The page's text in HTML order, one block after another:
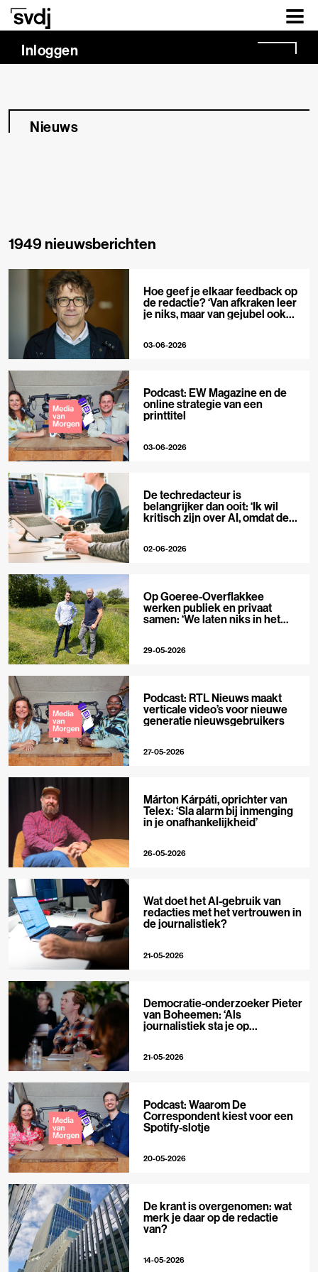
Naar hoofdinhoud
Inloggen
Nieuws
1949 nieuwsberichten
Hoe geef je elkaar feedback op
de redactie? ‘Van afkraken leer
je niks, maar van gejubel ook
03-06-2026
Podcast: EW Magazine en de
online strategie van een
printtitel
03-06-2026
De techredacteur is
belangrijker dan ooit: ‘Ik wil
kritisch zijn over AI, omdat de
02-06-2026
Op Goeree-Overflakkee
werken publiek en privaat
samen: ‘We laten niks in het
29-05-2026
Podcast: RTL Nieuws maakt
verticale video’s voor nieuwe
generatie nieuwsgebruikers
27-05-2026
Márton Kárpáti, oprichter van
Telex: ‘Sla alarm bij inmenging
in je onafhankelijkheid’
26-05-2026
Wat doet het AI-gebruik van
redacties met het vertrouwen in
de journalistiek?
21-05-2026
Democratie-onderzoeker Pieter
van Boheemen: ‘Als
journalistiek sta je op
21-05-2026
Podcast: Waarom De
Correspondent kiest voor een
Spotify-slotje
20-05-2026
De krant is overgenomen: wat
merk je daar op de redactie
van?
14-05-2026